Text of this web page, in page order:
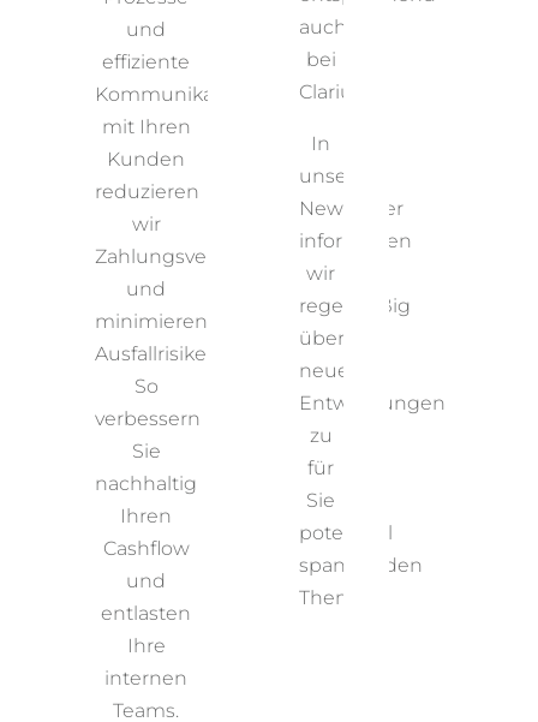
und
effiziente
Kommunikation
mit Ihren
Kunden
reduzieren
wir
Zahlungsverzögerungen
und
minimieren
Ausfallrisiken.
So
verbessern
Sie
nachhaltig
Ihren
Cashflow
und
entlasten
Ihre
internen
Teams.
aktives
Risikomanagement
schützen
wir Sie vor
Forderungsausfällen
und
stärken
Ihre
finanzielle
Planungssicherheit.
Das gibt
Ihnen die
nötige
Transparenz
Sicherheit
bei der
Geschäftsanbahnung
und im
auch
bei
Clarius.
In
unserem
Newsletter
informieren
wir
regelmäßig
über
neue
Entwicklungen
zu
für
Sie
potenziell
spannenden
Themen